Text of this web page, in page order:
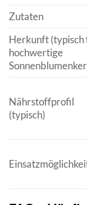
Zutaten
Herkunft (typisch
hochwertige
Nährstoffprofil
(typisch)